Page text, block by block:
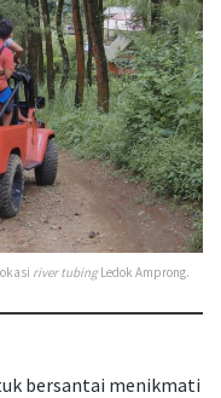
river tubing Ledok Amprong.
bersantai menikmati